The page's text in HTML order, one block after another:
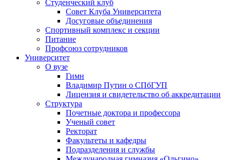
Студенческий клуб
Совет Клуба Университета
Досуговые объединения
Спортивный комплекс и секции
Питание
Профсоюз сотрудников
Университет
О вузе
Гимн
Владимир Путин о СПбГУП
Лицензия и свидетельство об аккредитации
Структура
Почетные доктора и профессора
Ученый совет
Ректорат
Факультеты и кафедры
Подразделения и службы